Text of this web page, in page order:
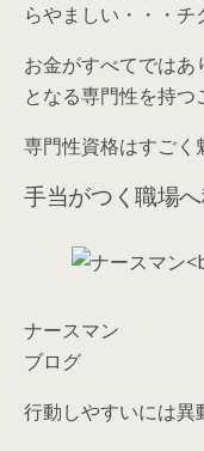
らやましい・・・チ
お金がすべてではあ
となる専門性を持つ
専門性資格はすごく
手当がつく職場
ナースマン
ブログ
行動しやすいには異